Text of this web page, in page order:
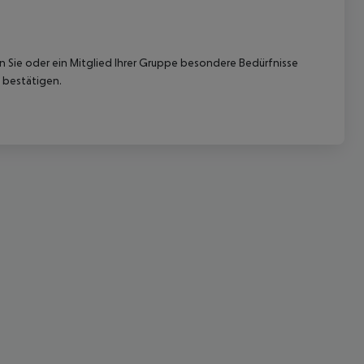
oder ein Mitglied Ihrer Gruppe besondere Bedürfnisse
bestätigen.